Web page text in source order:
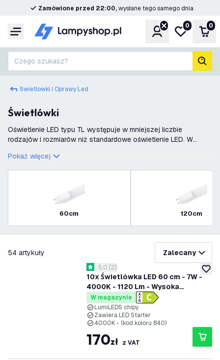
Zamówione przed 22:00,wysłane tego samego dnia
Menu KontoMoja lista
0 0
Czego szukasz?
Swietlowki I Oprawy Led
Świetlówki
Oświetlenie LED typu TL występuje w mniejszej liczbie
rodzajów i rozmiarów niż standardowe oświetlenie LED. W
one oznaczane kodami T5 i T8, kt
Pokaż więcej
60cm 120cm
54 artykuły Zalecany
10x Świetlówka LED 60 cm - 7W -
4000K - 1120 Lm - Wysoka
wydajność
otwórz panel recenzji
5 Gwiazdki oceny
5.0 [2]
W magazynie
LumiLEDS chipy
Zawiera LED Starter
4000K - (kod koloru 840)
170zł z VAT
filtruj